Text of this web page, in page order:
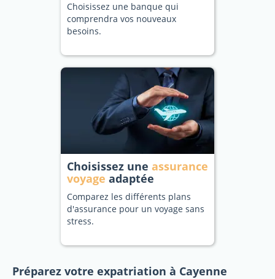
Choisissez une banque qui
comprendra vos nouveaux
besoins.
Choisissez une assurance
voyage adaptée
Comparez les différents plans
d'assurance pour un voyage sans
stress.
Préparez votre expatriation à Cayenne